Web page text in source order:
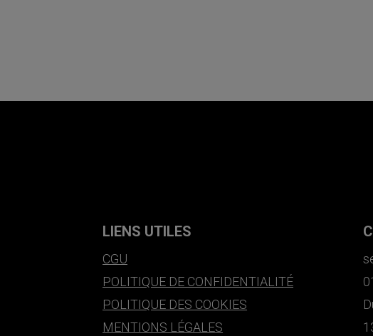
LIENS UTILES
CGU
POLITIQUE DE CONFIDENTIALITÉ
POLITIQUE DES COOKIES
MENTIONS LÉGALES